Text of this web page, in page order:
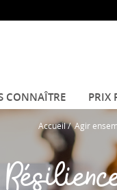
CONNAÎTRE PRIX
Accueil/Agir